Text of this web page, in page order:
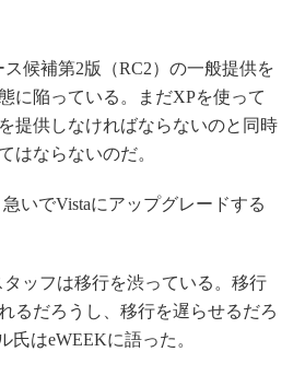
候補第2版（RC2）の一般提供を
に陥っている。まだXPを使って
提供しなければならないのと同時
はならないのだ。
いでVistaにアップグレードする
ッフは移行を渋っている。移行
るだろうし、移行を遅らせるだろ
氏はeWEEKに語った。